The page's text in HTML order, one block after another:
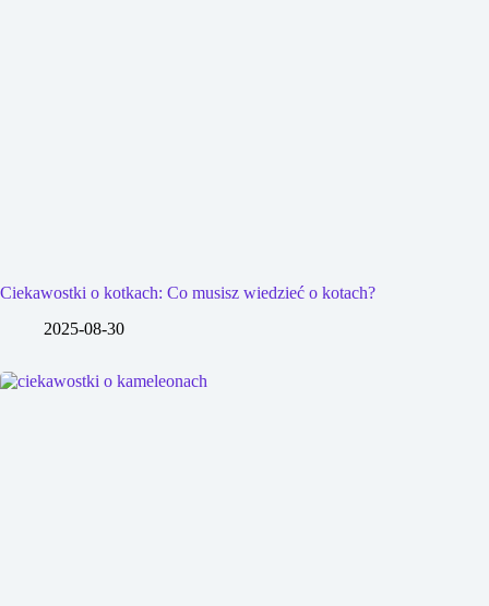
Ciekawostki o kotkach: Co musisz wiedzieć o kotach?
2025-08-30